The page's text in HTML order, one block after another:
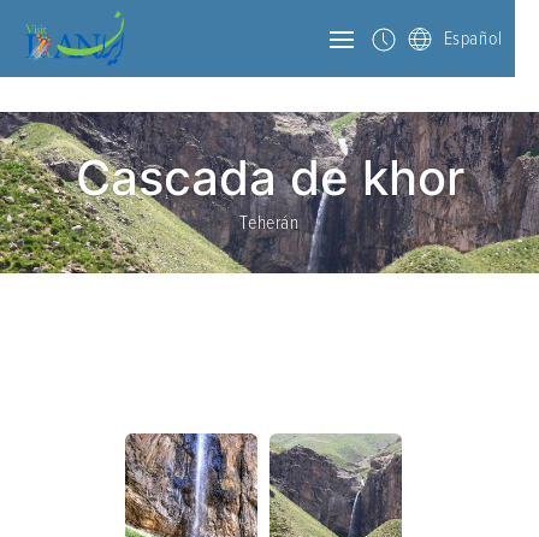
Español
Cascada de khor
Teherán